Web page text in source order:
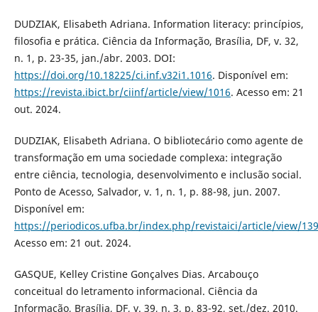
DUDZIAK, Elisabeth Adriana. Information literacy: princípios,
filosofia e prática. Ciência da Informação, Brasília, DF, v. 32,
n. 1, p. 23-35, jan./abr. 2003. DOI:
https://doi.org/10.18225/ci.inf.v32i1.1016. Disponível em:
https://revista.ibict.br/ciinf/article/view/1016. Acesso em: 21
out. 2024.
DUDZIAK, Elisabeth Adriana. O bibliotecário como agente de
transformação em uma sociedade complexa: integração
entre ciência, tecnologia, desenvolvimento e inclusão social.
Ponto de Acesso, Salvador, v. 1, n. 1, p. 88-98, jun. 2007.
Disponível em:
https://periodicos.ufba.br/index.php/revistaici/article/view/
Acesso em: 21 out. 2024.
GASQUE, Kelley Cristine Gonçalves Dias. Arcabouço
conceitual do letramento informacional. Ciência da
Informação, Brasília, DF, v. 39, n. 3, p. 83-92, set./dez. 2010.